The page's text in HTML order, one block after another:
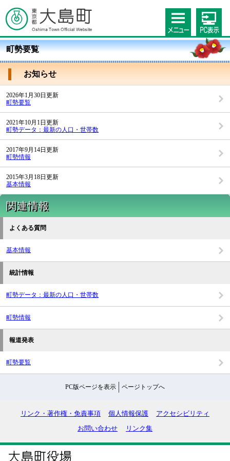
町勢要覧
お知らせ
2026年1月30日更新
町勢要覧
2021年10月1日更新
町勢データ：最新の人口・世帯数
2017年9月14日更新
町勢情報
2015年3月18日更新
基本情報
関連情報
よくある質問
基本情報
統計情報
町勢データ：最新の人口・世帯数
町勢情報
報道発表
町勢要覧
PC版ページを表示 ページトップへ
リンク・著作権・免責事項 個人情報保護 アクセシビリティ
お問い合わせ リンク集